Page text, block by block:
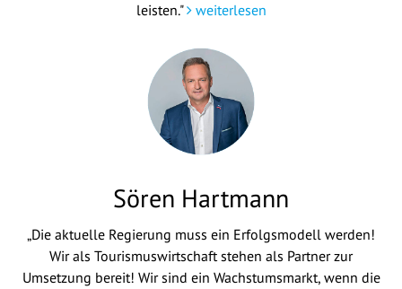
leisten." weiterlesen
Sören Hartmann
„Die aktuelle Regierung muss ein Erfolgsmodell werden!
Wir als Tourismuswirtschaft stehen als Partner zur
Umsetzung bereit! Wir sind ein Wachstumsmarkt, wenn die